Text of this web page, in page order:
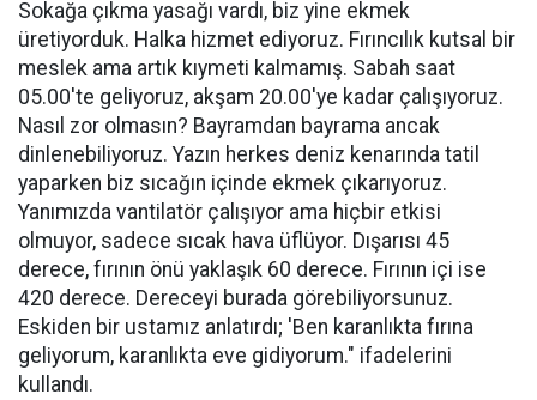
Sokağa çıkma yasağı vardı, biz yine ekmek
üretiyorduk. Halka hizmet ediyoruz. Fırıncılık kutsal bir
meslek ama artık kıymeti kalmamış. Sabah saat
05.00'te geliyoruz, akşam 20.00'ye kadar çalışıyoruz.
Nasıl zor olmasın? Bayramdan bayrama ancak
dinlenebiliyoruz. Yazın herkes deniz kenarında tatil
yaparken biz sıcağın içinde ekmek çıkarıyoruz.
Yanımızda vantilatör çalışıyor ama hiçbir etkisi
olmuyor, sadece sıcak hava üflüyor. Dışarısı 45
derece, fırının önü yaklaşık 60 derece. Fırının içi ise
420 derece. Dereceyi burada görebiliyorsunuz.
Eskiden bir ustamız anlatırdı; 'Ben karanlıkta fırına
geliyorum, karanlıkta eve gidiyorum." ifadelerini
kullandı.